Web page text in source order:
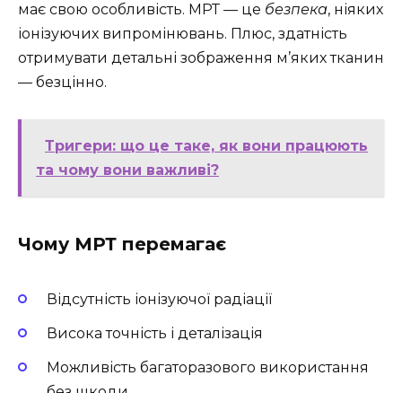
має свою особливість. МРТ — це безпека, ніяких
іонізуючих випромінювань. Плюс, здатність
отримувати детальні зображення м’яких тканин
— безцінно.
Тригери: що це таке, як вони працюють
та чому вони важливі?
Чому МРТ перемагає
Відсутність іонізуючої радіації
Висока точність і деталізація
Можливість багаторазового використання